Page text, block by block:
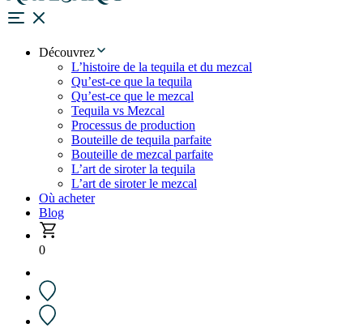
Découvrez
L’histoire de la tequila et du mezcal
Qu’est-ce que la tequila
Qu’est-ce que le mezcal
Tequila vs Mezcal
Processus de production
Bouteille de tequila parfaite
Bouteille de mezcal parfaite
L’art de siroter la tequila
L’art de siroter le mezcal
Où acheter
Blog
0